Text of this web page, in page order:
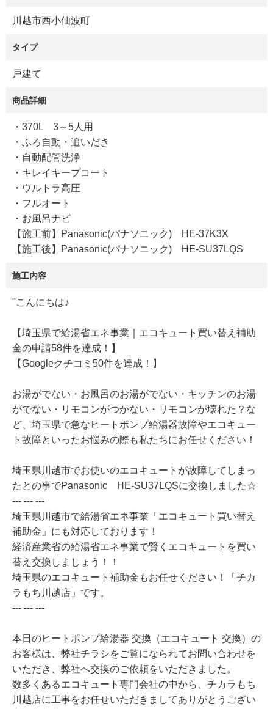
川越市西小仙波町
タイプ
戸建て
商品詳細
・370L 3～5人用
・ふろ自動・追いだき
・自動配管洗浄
・キレイキープコート
・ウルトラ高圧
・フルオート
・お風呂ナビ
【施工前】Panasonic(パナソニック) HE-37K3X
【施工後】Panasonic(パナソニック) HE-SU37LQS
施工内容
"こんにちは♪
【埼玉県で給湯省エネ事業｜エコキュート買い替え補助
金の申請58件を達成！】
【Googleクチコミ50件を達成！】
お湯がでない・お風呂のお湯がでない・キッチンのお湯
がでない・リモコンがつかない・リモコンが壊れた？な
ど、埼玉県で急なヒートポンプ給湯器故障やエコキュー
ト故障といったお悩みの際も私たちにお任せください！
埼玉県川越市でお使いのエコキュートが故障してしまっ
たとの事でPanasonic HE-SU37LQSに交換しました☆
--- --- ---
埼玉県川越市で給湯省エネ事業「エコキュート買い替え
補助金」にも対応しております！
経済産業省の給湯省エネ事業で賢くエコキュートを買い
替え交換しましょう！！
埼玉県のエコキュート補助金もお任せください！「チカ
ラもち川越店」です。
--- --- ---
本日のヒートポンプ給湯器 交換（エコキュート 交換）の
お客様は、弊社チラシをご覧になられてお問い合わせを
いただき、弊社へ交換のご依頼をいただきました。
数多くあるエコキュート専門会社の中から、チカラもち
川越店に工事をお任せいただきましてありがとうござい